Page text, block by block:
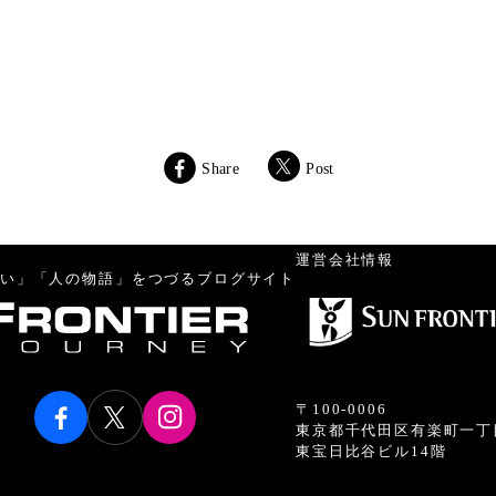
Share Post
」「人の物語」をつづるブログサイト
運営会社情報
〒100-0006
東京都千代田区有楽町一
東宝日比谷ビル14階